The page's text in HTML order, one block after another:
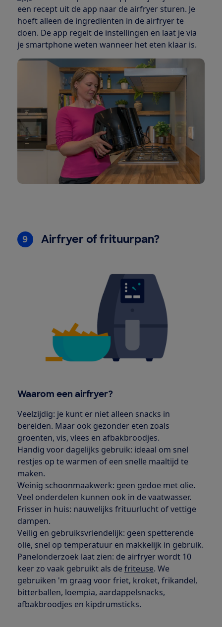
een recept uit de app naar de airfryer sturen. Je
hoeft alleen de ingrediënten in de airfryer te
doen. De app regelt de instellingen en laat je via
je smartphone weten wanneer het eten klaar is.
9 Airfryer of frituurpan?
Waarom een airfryer?
Veelzijdig: je kunt er niet alleen snacks in
bereiden. Maar ook gezonder eten zoals
groenten, vis, vlees en afbakbroodjes.
Handig voor dagelijks gebruik: ideaal om snel
restjes op te warmen of een snelle maaltijd te
maken.
Weinig schoonmaakwerk: geen gedoe met olie.
Veel onderdelen kunnen ook in de vaatwasser.
Frisser in huis: nauwelijks frituurlucht of vettige
dampen.
Veilig en gebruiksvriendelijk: geen spetterende
olie, snel op temperatuur en makkelijk in gebruik.
Panelonderzoek laat zien: de airfryer wordt 10
keer zo vaak gebruikt als defriteuse. We
gebruiken 'm graag voor friet, kroket, frikandel,
bitterballen, loempia, aardappelsnacks,
afbakbroodjes en kipdrumsticks.